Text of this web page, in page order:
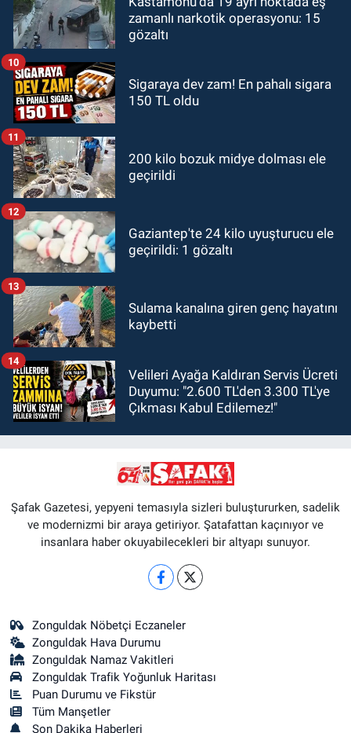
zamanlı narkotik operasyonu: 15
gözaltı
Sigaraya dev zam! En pahalı sigara
150 TL oldu
10
200 kilo bozuk midye dolması ele
geçirildi
11
Gaziantep'te 24 kilo uyuşturucu ele
geçirildi: 1 gözaltı
12
Sulama kanalına giren genç hayatını
kaybetti
13
Velileri Ayağa Kaldıran Servis Ücreti
Duyumu: "2.600 TL'den 3.300 TL'ye
Çıkması Kabul Edilemez!"
14
Şafak Gazetesi, yepyeni temasıyla sizleri buluştururken, sadelik
ve modernizmi bir araya getiriyor. Şatafattan kaçınıyor ve
insanlara haber okuyabilecekleri bir altyapı sunuyor.
Zonguldak Nöbetçi Eczaneler
Zonguldak Hava Durumu
Zonguldak Namaz Vakitleri
Zonguldak Trafik Yoğunluk Haritası
Puan Durumu ve Fikstür
Tüm Manşetler
Son Dakika Haberleri